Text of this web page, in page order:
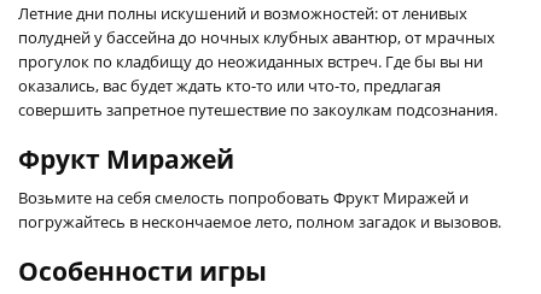
Летние дни полны искушений и возможностей: от ленивых
полудней у бассейна до ночных клубных авантюр, от мрачных
прогулок по кладбищу до неожиданных встреч. Где бы вы ни
оказались, вас будет ждать кто-то или что-то, предлагая
совершить запретное путешествие по закоулкам подсознания.
Фрукт Миражей
Возьмите на себя смелость попробовать Фрукт Миражей и
погружайтесь в нескончаемое лето, полном загадок и вызовов.
Особенности игры